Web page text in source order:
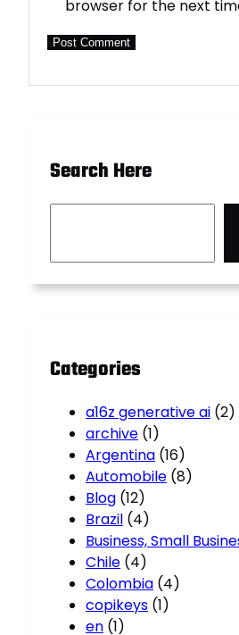
browser for the next
Search Here
Categories
a16z generative ai (2)
archive (1)
Argentina (16)
Automobile (8)
Blog (12)
Brazil (4)
Business, Small
Chile (4)
Colombia (4)
copikeys (1)
en (1)